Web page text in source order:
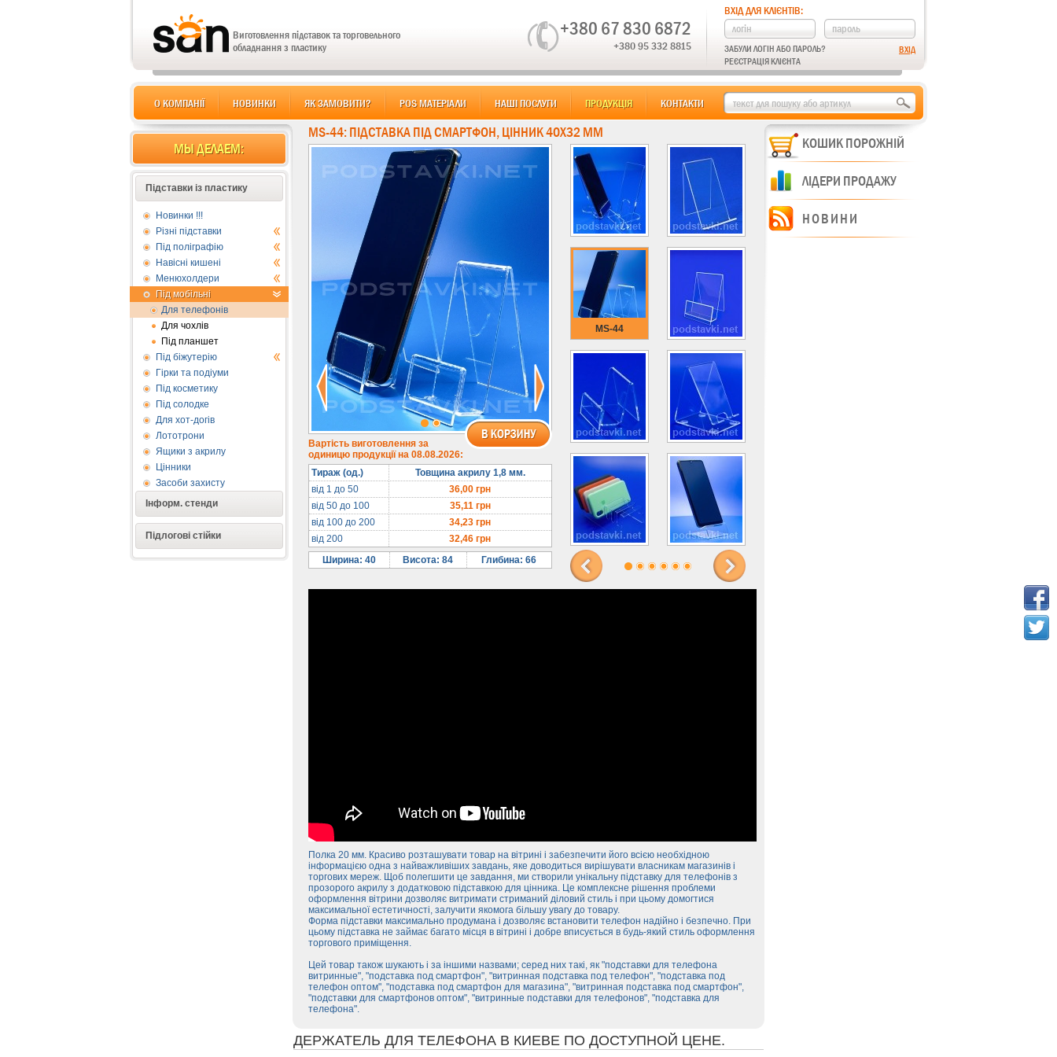
Виготовлення підставок та торговельного
обладнання з пластику
+380 67 830 6872
+380 95 332 8815
ВХІД ДЛЯ КЛІЄНТІВ:
ЗАБУЛИ ЛОГІН АБО ПАРОЛЬ?
РЕЄСТРАЦІЯ КЛІЄНТА
О КОМПАНІЇ НОВИНКИ ЯК ЗАМОВИТИ? POS МАТЕРІАЛИ НАШІ ПОСЛУГИ ПРОДУКЦІЯ КОНТАКТИ
МЫ ДЕЛАЕМ:
Підставки із пластику
Новинки !!!
Різні підставки
Під поліграфію
Навісні кишені
Менюхолдери
Під мобільні
Для телефонів
Для чохлів
Під планшет
Під біжутерію
Гірки та подіуми
Під косметику
Під солодке
Для хот-догів
Лототрони
Ящики з акрилу
Цінники
Засоби захисту
Інформ. стенди
Підлогові стійки
ДЕРЖАТЕЛЬ ДЛЯ ТЕЛЕФОНА В КИЕВЕ ПО ДОСТУПНОЙ ЦЕНЕ.
MS-44: ПІДСТАВКА ПІД СМАРТФОН, ЦІННИК 40Х32 ММ
Вартість виготовлення за
одиницю продукції на 08.08.2026:
Тираж (од.)
Товщина акрилу 1,8 мм.
від 1 до 50
36,00 грн
від 50 до 100
35,11грн
від 100 до 200
34,23 грн
від 200
32,46 грн
Ширина: 40
Висота: 84 Глибина: 66
Полка 20 мм. Красиво розташувати товар на вітрині і забезпечити його всією необхідною
інформацією одна з найважливіших завдань, яке доводиться вирішувати власникам магазинів і
торгових мереж. Щоб полегшити це завдання, ми створили унікальну підставку для телефонів з
прозорого акрилу з додатковою підставкою для цінника. Це комплексне рішення проблеми
оформлення вітрини дозволяє витримати стриманий діловий стиль і при цьому домогтися
максимальної естетичності, залучити якомога більшу увагу до товару.
Форма підставки максимально продумана і дозволяє встановити телефон надійно і безпечно. При
цьому підставка не займає багато місця в вітрині і добре вписується в будь-який стиль оформлення
торгового приміщення.
Цей товар також шукають і за іншими назвами; серед них такі, як "подставки для телефона
витринные", "подставка под смартфон", "витринная подставка под телефон", "подставка под
телефон оптом", "подставка под смартфон для магазина", "витринная подставка под смартфон",
"подставки для смартфонов оптом", "витринные подставки для телефонов", "подставка для
телефона".
MS-44
КОШИК ПОРОЖНІЙ
ЛІДЕРИ ПРОДАЖУ
НОВИНИ